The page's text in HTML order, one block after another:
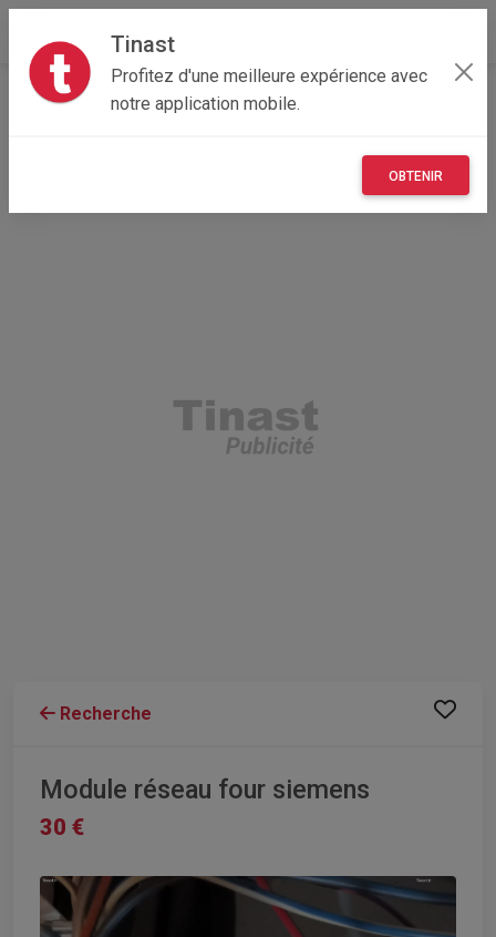
Tinast
Profitez d'une meilleure expérience avec
notre application mobile.
OBTENIR
Accueil Maisons et enfants
Bourgogne-Franche-Comté
Recherche
Module réseau four siemens
30 €